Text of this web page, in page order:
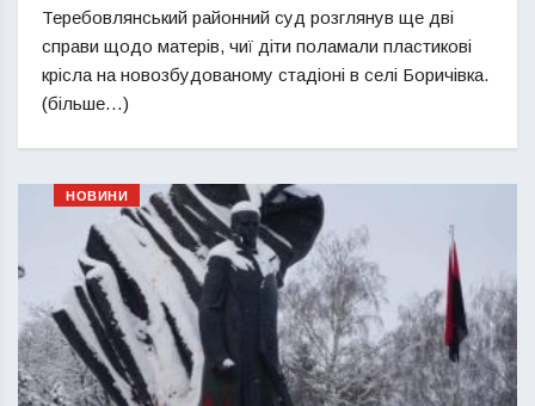
Теребовлянський районний суд розглянув ще дві
справи щодо матерів, чиї діти поламали пластикові
крісла на новозбудованому стадіоні в селі Боричівка.
(більше…)
НОВИНИ